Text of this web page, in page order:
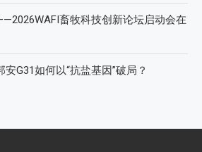
畜牧科技创新论坛启动会在
G31如何以“抗盐基因”破局？